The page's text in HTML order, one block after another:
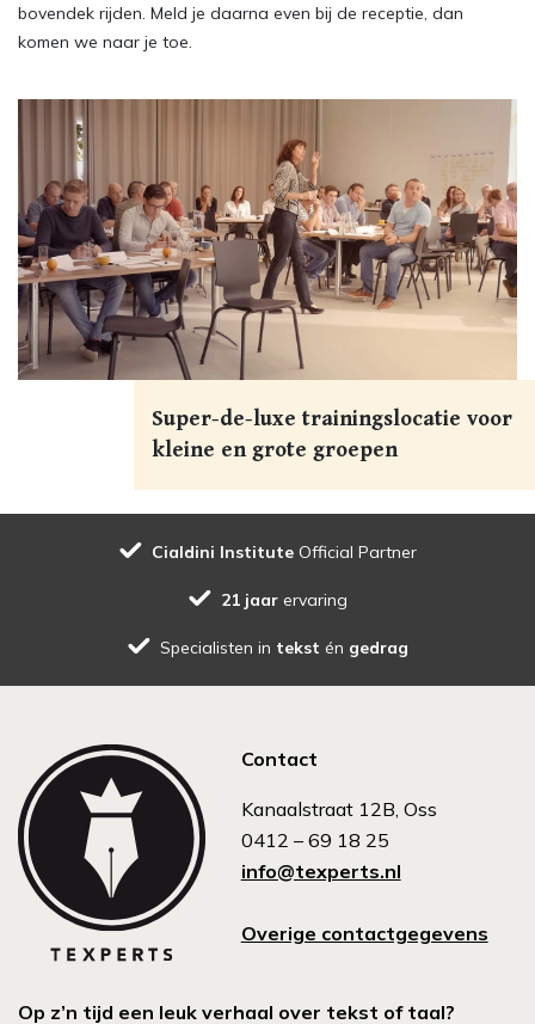
bovendek rijden. Meld je daarna even bij de receptie, dan
komen we naar je toe.
Super-de-luxe trainingslocatie voor
kleine en grote groepen
Cialdini Institute Official Partner
21 jaar ervaring
Specialisten in tekst én gedrag
Contact
Kanaalstraat 12B, Oss
0412 – 69 18 25
info@texperts.nl
Overige contactgegevens
Op z’n tijd een leuk verhaal over tekst of taal?